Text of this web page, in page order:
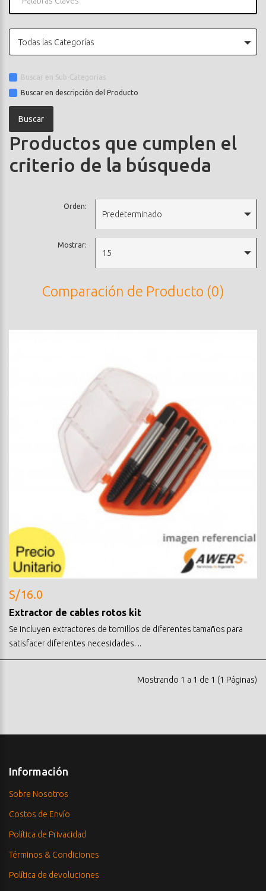
Todas las Categorías
Buscar en Sub-Categorías
Buscar en descripción del Producto
Productos que cumplen el
criterio de la búsqueda
Orden:
Predeterminado
Mostrar:
15
Comparación de Producto (0)
S/16.0
Extractor de cables rotos kit
Se incluyen extractores de tornillos de diferentes tamaños para
satisfacer diferentes necesidades. ..
Mostrando 1 a 1 de 1 (1 Páginas)
Información
Sobre Nosotros
Costos de Envío
Política de Privacidad
Términos & Condiciones
Política de devoluciones